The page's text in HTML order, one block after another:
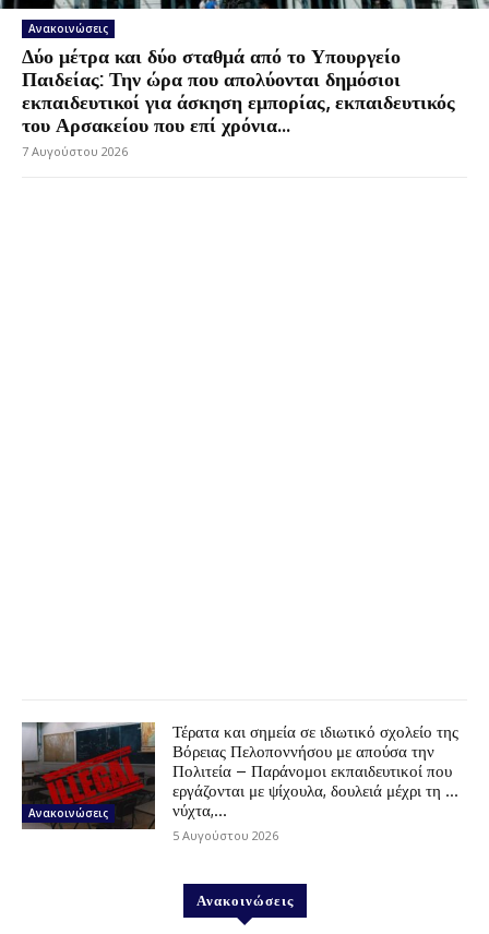
Ανακοινώσεις
Δύο μέτρα και δύο σταθμά από το Υπουργείο
Παιδείας: Την ώρα που απολύονται δημόσιοι
εκπαιδευτικοί για άσκηση εμπορίας, εκπαιδευτικός
του Αρσακείου που επί χρόνια...
7 Αυγούστου 2026
Ανακοινώσεις
Τέρατα και σημεία σε ιδιωτικό σχολείο της
Βόρειας Πελοποννήσου με απούσα την
Πολιτεία – Παράνομοι εκπαιδευτικοί που
εργάζονται με ψίχουλα, δουλειά μέχρι τη …
νύχτα,...
5 Αυγούστου 2026
Ανακοινώσεις